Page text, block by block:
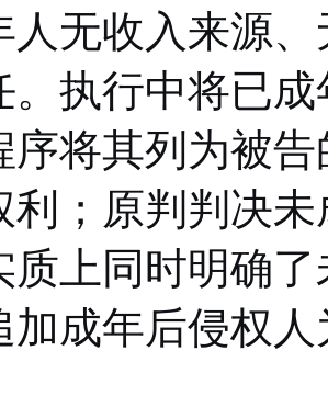
人无收入来源
。执行中将已
序将其列为被
利；原判判决
质上同时明确
加成年后侵权